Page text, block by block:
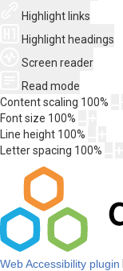
Highlight links
Highlight headings
Screen reader
Read mode
Content scaling 100%
Font size 100%
Line height 100%
Letter spacing 100%
Web Accessibility plugin